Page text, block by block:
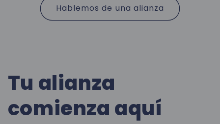
Hablemos de una alianza
Tu alianza
comienza aquí